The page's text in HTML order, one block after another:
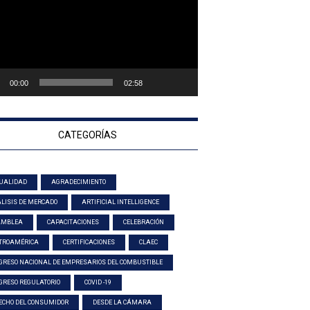
00:00 02:58
CATEGORÍAS
AGRADECIMIENTO
DE MERCADO ARTIFICIAL INTELLIGENCE
CAPACITACIONES CELEBRACIÓN
CERTIFICACIONES CLAEC
NACIONAL DE EMPRESARIOS DEL COMBUSTIBLE
REGULATORIO COVID -19
DEL CONSUMIDOR DESDE LA CÁMARA